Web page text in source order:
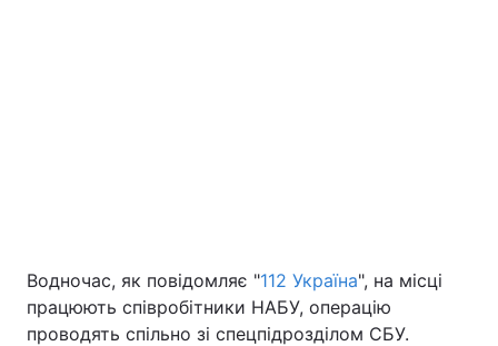
Водночас, як повідомляє "112 Україна", на місці
працюють співробітники НАБУ, операцію
проводять спільно зі спецпідрозділом СБУ.